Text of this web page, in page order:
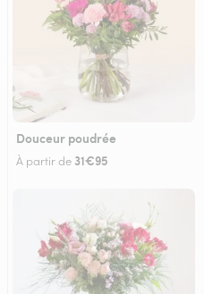
Douceur poudrée
À partir de 31€95